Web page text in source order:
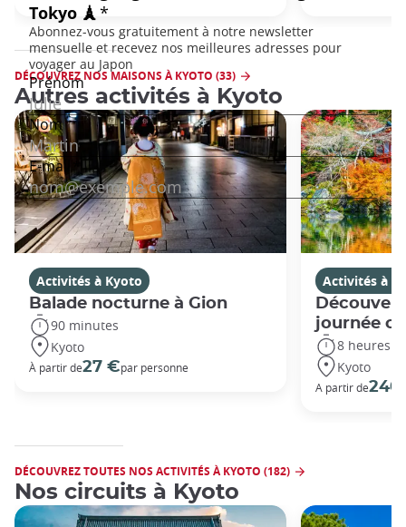
DÉCOUVREZ NOS MAISONS À KYOTO (33)
Autres activités à Kyoto
Activités à Kyoto
Balade nocturne à Gion
90 minutes
Kyoto
À partir de27 €par personne
Activités à
journée
8 heures
Kyoto
A partir de240
DÉCOUVREZ TOUTES NOS ACTIVITÉS À KYOTO (182)
Nos circuits à Kyoto